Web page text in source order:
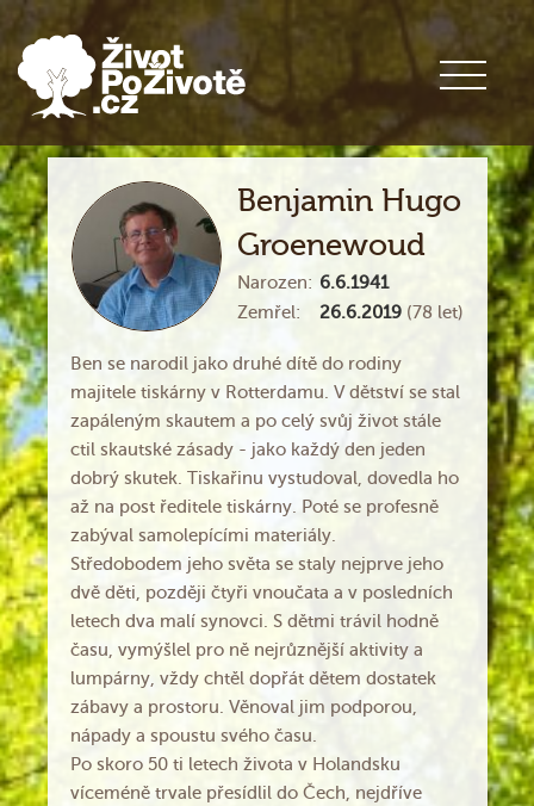
Benjamin Hugo
Groenewoud
Narozen: 6.6.1941
Zemřel:
26.6.2019 (78 let)
Ben se narodil jako druhé dítě do rodiny
majitele tiskárny v Rotterdamu. V dětství se stal
zapáleným skautem a po celý svůj život stále
ctil skautské zásady - jako každý den jeden
dobrý skutek. Tiskařinu vystudoval, dovedla ho
až na post ředitele tiskárny. Poté se profesně
zabýval samolepícími materiály.
Středobodem jeho světa se staly nejprve jeho
dvě děti, později čtyři vnoučata a v posledních
letech dva malí synovci. S dětmi trávil hodně
času, vymýšlel pro ně nejrůznější aktivity a
lumpárny, vždy chtěl dopřát dětem dostatek
zábavy a prostoru. Věnoval jim podporou,
nápady a spoustu svého času.
Po skoro 50 ti letech života v Holandsku
víceméně trvale přesídlil do Čech, nejdříve